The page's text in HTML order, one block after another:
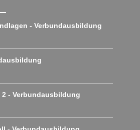
- Verbundausbildung
- Verbundausbildung